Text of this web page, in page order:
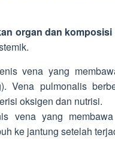
organ dan komposisi
vena yang
Vena pulmonalis
oksigen dan nutrisi.
vena yang
ke jantung setelah